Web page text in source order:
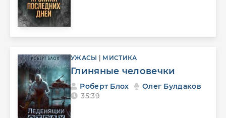
УЖАСЫ МИСТИКА
Глиняные человечки
Роберт Блох
Олег Булдаков
35:39